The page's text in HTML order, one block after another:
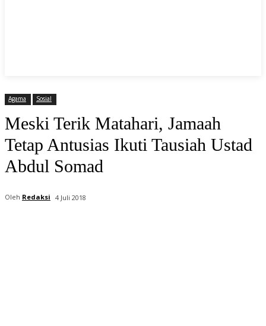
Agama Sosial
Meski Terik Matahari, Jamaah
Tetap Antusias Ikuti Tausiah Ustad
Abdul Somad
Oleh Redaksi 4 Juli 2018